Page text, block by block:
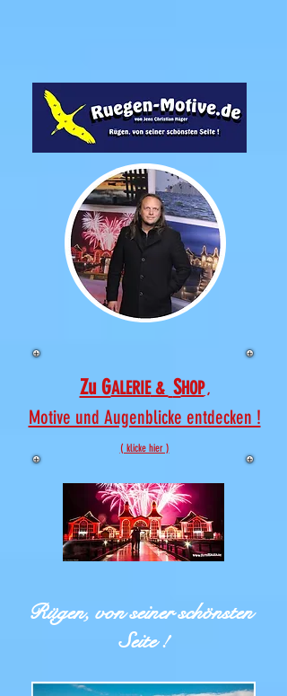
Zu GALERIE& SHOP,
Motive und Augenblicke entdecken !
( klicke hier )
Rügen, von seiner schönsten
Seite !